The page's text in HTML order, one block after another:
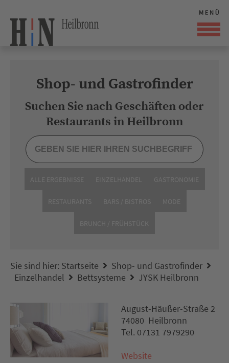
Shop- und Gastrofinder
Suchen Sie nach Geschäften oder
Restaurants in Heilbronn
ALLE ERGEBNISSE EINZELHANDEL GASTRONOMIE
RESTAURANTS BARS / BISTROS MODE
BRUNCH / FRÜHSTÜCK
Sie sind hier: Startseite
Shop- und Gastrofinder
Einzelhandel
Bettsysteme JYSK Heilbronn
August-Häußer-Straße 2
74080 Heilbronn
Tel. 07131 7979290
Website